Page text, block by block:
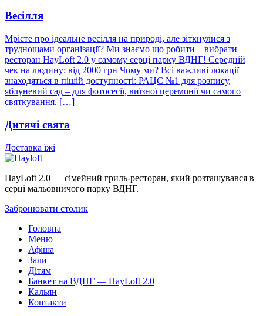
Весілля
Мрієте про ідеальне весілля на природі, але зіткнулися з
труднощами організації? Ми знаємо що робити – вибрати
ресторан HayLoft 2.0 у самому серці парку ВДНГ! Середній
чек на людину: від 2000 грн Чому ми? Всі важливі локації
знаходяться в пішій доступності: РАЦС №1 для розпису,
яблуневий сад – для фотосесії, виїзної церемонії чи самого
святкування. […]
Дитячі свята
Доставка їжі
HayLoft 2.0 — сімейний гриль-ресторан, який розташувався в
серці мальовничого парку ВДНГ.
Забронювати столик
Головна
Меню
Афіша
Зали
Дітям
Банкет на ВДНГ — HayLoft 2.0
Кальян
Контакти